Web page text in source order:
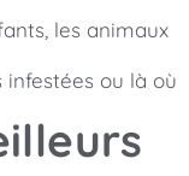
les animaux
ou là où